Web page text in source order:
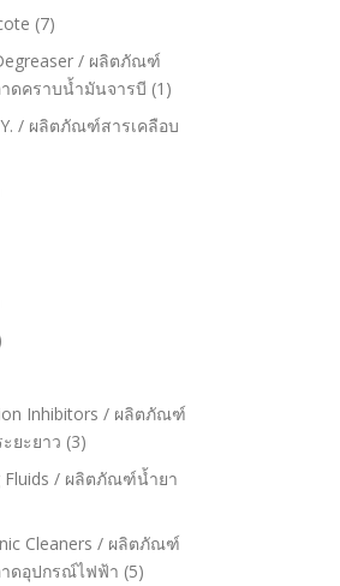
(7)
/ ผลิตภัณฑ์
ดคราบน้ำมันจารบี (1)
/ ผลิตภัณฑ์สารเคลือบ
Inhibitors / ผลิตภัณฑ์
ยะยาว (3)
Fluids / ผลิตภัณฑ์น้ำยา
Cleaners / ผลิตภัณฑ์
ดอุปกรณ์ไฟฟ้า (5)